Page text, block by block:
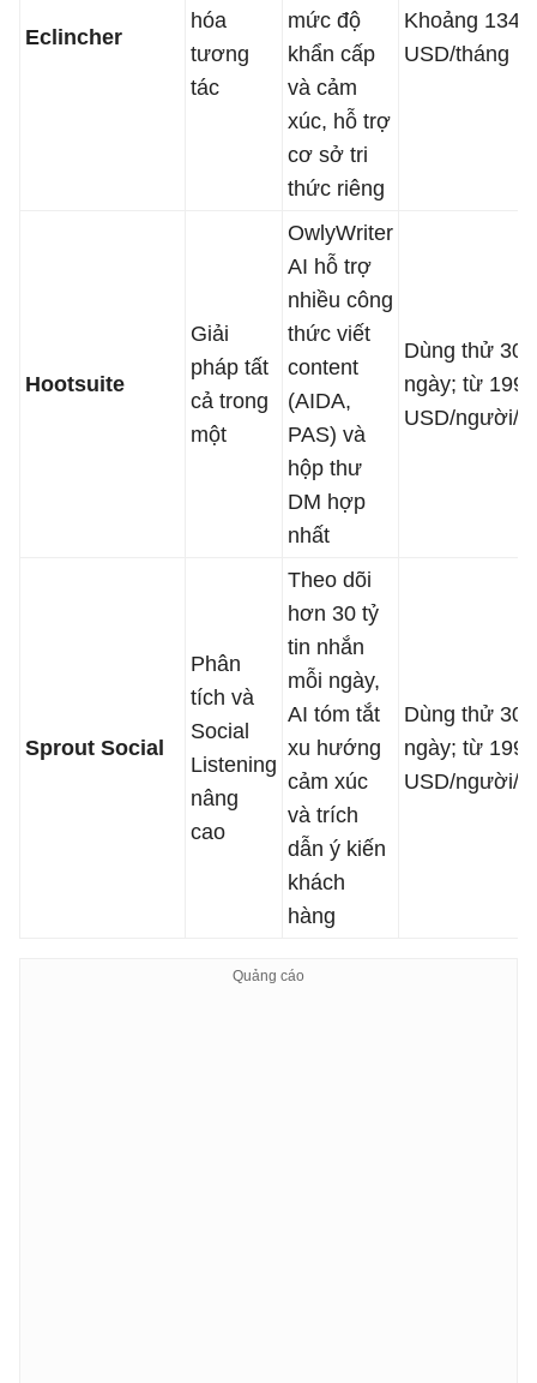
Eclincher
hóa
tương
tác
mức độ
khẩn cấp
và cảm
xúc, hỗ trợ
cơ sở tri
thức riêng
Khoảng 134
USD/tháng
Hootsuite
Giải
pháp tất
cả trong
một
OwlyWriter
AI hỗ trợ
nhiều công
thức viết
content
(AIDA,
PAS) và
hộp thư
DM hợp
nhất
Dùng thử 30
ngày; từ 199
USD/người/
Sprout Social
Phân
tích và
Social
Listening
nâng
cao
Theo dõi
hơn 30 tỷ
tin nhắn
mỗi ngày,
AI tóm tắt
xu hướng
cảm xúc
và trích
dẫn ý kiến
khách
hàng
Dùng thử 30
ngày; từ 199
USD/người/